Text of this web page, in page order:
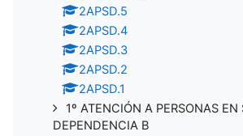
2APSD.5
2APSD.4
2APSD.3
2APSD.2
2APSD.1
1º ATENCIÓN A PERSONAS
DEPENDENCIA B